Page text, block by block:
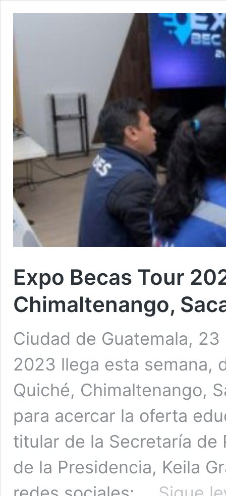
Expo Becas Tour
Chimaltenango,
Ciudad de Guatemala, 23
2023 llega esta semana,
Quiché, Chimaltenango,
para acercar la oferta
titular de la Secretaría de
de la Presidencia, Keila